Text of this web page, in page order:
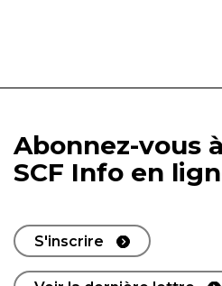
Abonnez-vous
SCF Info en
S'inscrire